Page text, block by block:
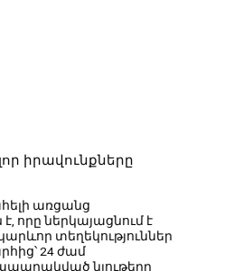
իրավունքները
առցանց
որը ներկայացնում է
տեղեկություններ
24 ժամ
նյութերը